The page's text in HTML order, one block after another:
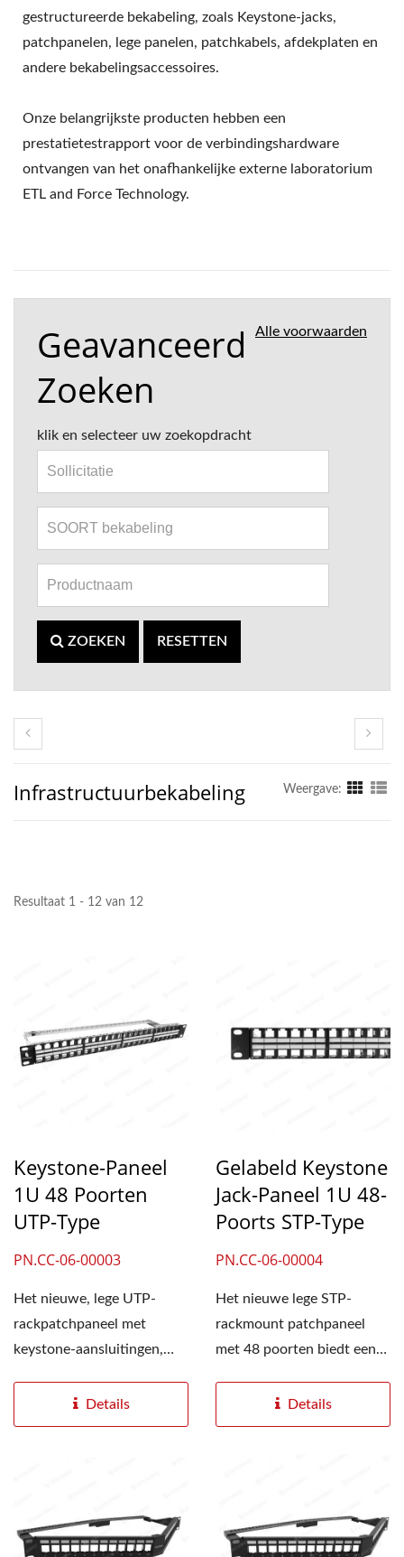
gestructureerde bekabeling, zoals Keystone-jacks,
patchpanelen, lege panelen, patchkabels, afdekplaten en
andere bekabelingsaccessoires.
Onze belangrijkste producten hebben een
prestatietestrapport voor de verbindingshardware
ontvangen van het onafhankelijke externe laboratorium
ETL and Force Technology.
Alle voorwaarden
Geavanceerd
Zoeken
klik en selecteer uw zoekopdracht
ZOEKEN RESETTEN
Infrastructuurbekabeling Weergave:
Resultaat 1 - 12 van 12
Keystone-Paneel
1U 48 Poorten
UTP-Type
PN.CC-06-00003
Het nieuwe, lege UTP-
rackpatchpaneel met
keystone-aansluitingen,
poorten...
Details
Gelabeld Keystone
Jack-Paneel 1U 48-
Poorts STP-Type
PN.CC-06-00004
Het nieuwe lege STP-
rackmount patchpaneel
met 48 poorten biedt een
poorten...
Details